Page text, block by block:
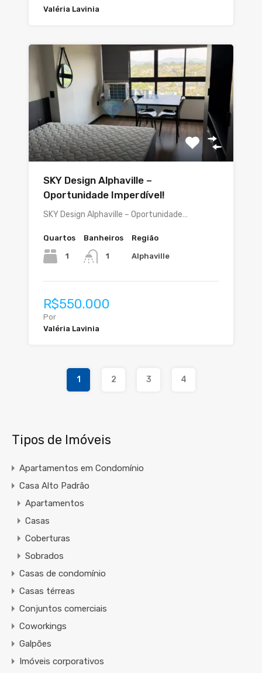
Valéria Lavinia
SKY Design Alphaville –
Oportunidade Imperdível!
SKY Design Alphaville – Oportunidade…
Quartos
1
Banheiros
1
Região
Alphaville
R$550.000
Por
Valéria Lavinia
1 2 3 4
Tipos de Imóveis
Apartamentos em Condomínio
Casa Alto Padrão
Apartamentos
Casas
Coberturas
Sobrados
Casas de condomínio
Casas térreas
Conjuntos comerciais
Coworkings
Galpões
Imóveis corporativos